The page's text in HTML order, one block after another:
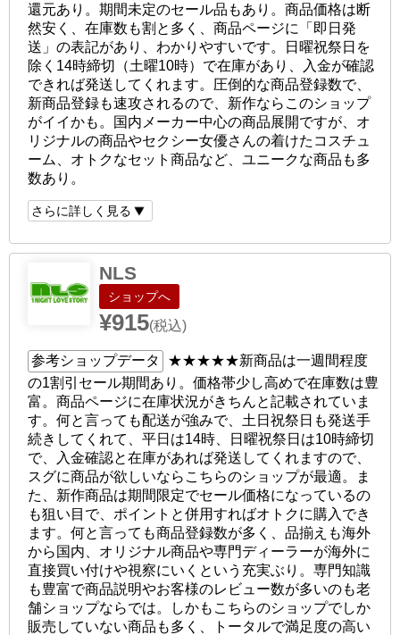
還元あり。期間未定のセール品もあり。商品価格は断
然安く、在庫数も割と多く、商品ページに「即日発
送」の表記があり、わかりやすいです。日曜祝祭日を
除く14時締切（土曜10時）で在庫があり、入金が確認
できれば発送してくれます。圧倒的な商品登録数で、
新商品登録も速攻されるので、新作ならこのショップ
がイイかも。国内メーカー中心の商品展開ですが、オ
リジナルの商品やセクシー女優さんの着けたコスチュ
ーム、オトクなセット商品など、ユニークな商品も多
数あり。
さらに詳しく見る
NLS
ショップへ
¥915(税込)
参考ショップデータ ★★★★★新商品は一週間程度
の1割引セール期間あり。価格帯少し高めで在庫数は豊
富。商品ページに在庫状況がきちんと記載されていま
す。何と言っても配送が強みで、土日祝祭日も発送手
続きしてくれて、平日は14時、日曜祝祭日は10時締切
で、入金確認と在庫があれば発送してくれますので、
スグに商品が欲しいならこちらのショップが最適。ま
た、新作商品は期間限定でセール価格になっているの
も狙い目で、ポイントと併用すればオトクに購入でき
ます。何と言っても商品登録数が多く、品揃えも海外
から国内、オリジナル商品や専門ディーラーが海外に
直接買い付けや視察にいくという充実ぶり。専門知識
も豊富で商品説明やお客様のレビュー数が多いのも老
舗ショップならでは。しかもこちらのショップでしか
販売していない商品も多く、トータルで満足度の高い